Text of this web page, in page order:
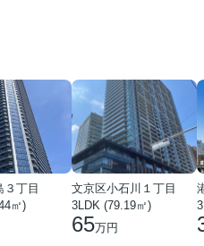
３丁目
㎡)
文京区小石川１丁目
3LDK (79.19㎡)
65万円